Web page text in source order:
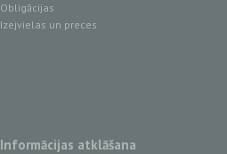
Obligācijas
Izejvielas un preces
Informācijas atklāšana